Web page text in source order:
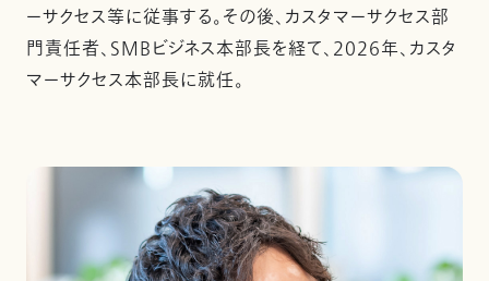
ーサクセス等に従事する。その後、カスタマーサクセス部
門責任者、SMBビジネス本部長を経て、2026年、カスタ
マーサクセス本部長に就任。